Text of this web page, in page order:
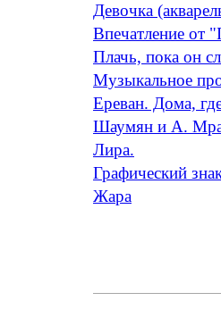
Девочка
Впечатление от
Плачь, пока он
Музыкальное
Ереван. Дома,
Шаумян и А.
Лира.
Графический
Жара